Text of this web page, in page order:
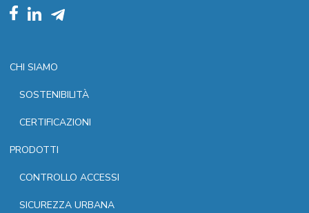
CHI SIAMO
SOSTENIBILITÀ
CERTIFICAZIONI
PRODOTTI
CONTROLLO ACCESSI
SICUREZZA URBANA